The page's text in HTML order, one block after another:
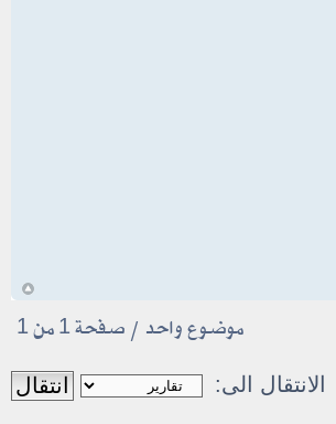
موضوع واحد • صفحة1من1
الانتقال الى: